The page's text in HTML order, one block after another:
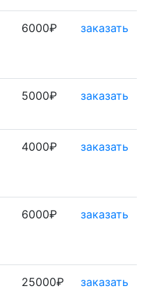
6000₽ заказать
5000₽ заказать
4000₽ заказать
6000₽ заказать
25000₽ заказать